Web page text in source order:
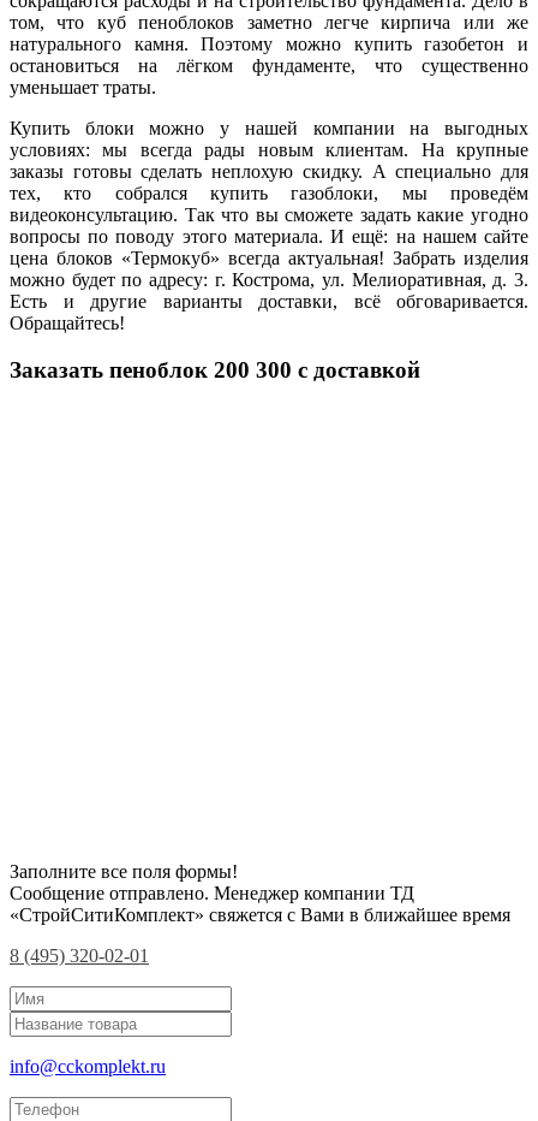
том, что куб пеноблоков заметно легче кирпича или же
натурального камня. Поэтому можно купить газобетон и
остановиться на лёгком фундаменте, что существенно
уменьшает траты.
Купить блоки можно у нашей компании на выгодных
условиях: мы всегда рады новым клиентам. На крупные
заказы готовы сделать неплохую скидку. А специально для
тех, кто собрался купить газоблоки, мы проведём
видеоконсультацию. Так что вы сможете задать какие угодно
вопросы по поводу этого материала. И ещё: на нашем сайте
цена блоков «Термокуб» всегда актуальная! Забрать изделия
можно будет по адресу: г. Кострома, ул. Мелиоративная, д. 3.
Есть и другие варианты доставки, всё обговаривается.
Обращайтесь!
Заказать пеноблок 200 300 с доставкой
Заполните все поля формы!
Сообщение отправлено. Менеджер компании ТД
«СтройСитиКомплект» свяжется с Вами в ближайшее время
8 (495) 320-02-01
info@cckomplekt.ru